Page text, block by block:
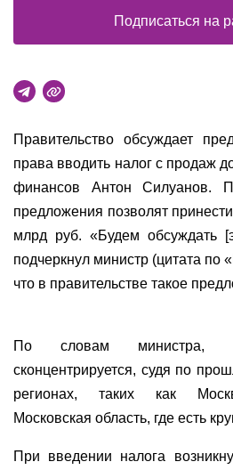
Правительство обсуждает
права вводить налог с продаж
финансов Антон Силуанов.
предложения позволят
млрд руб. «Будем обсуждать
подчеркнул министр (цитата по
что в правительстве такое
По словам министра,
сконцентрируется, судя по
регионах, таких как
Московская область, где есть
При введении налога
Подписаться на